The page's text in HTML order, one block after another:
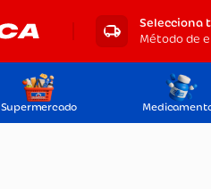
Selecciona
Método de
Supermercado